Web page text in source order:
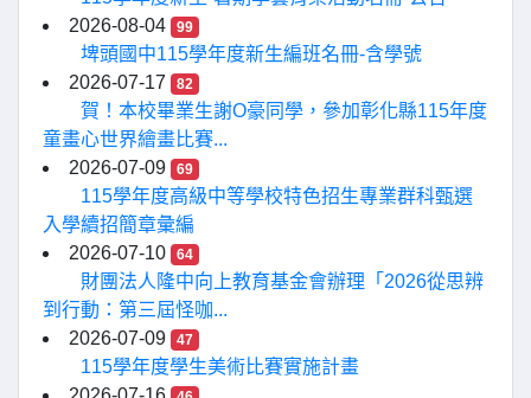
2026-08-04
99
埤頭國中115學年度新生編班名冊-含學號
2026-07-17
82
賀！本校畢業生謝O豪同學，參加彰化縣115年度
童畫心世界繪畫比賽...
2026-07-09
69
115學年度高級中等學校特色招生專業群科甄選
入學續招簡章彙編
2026-07-10
64
財團法人隆中向上教育基金會辦理「2026從思辨
到行動：第三屆怪咖...
2026-07-09
47
115學年度學生美術比賽實施計畫